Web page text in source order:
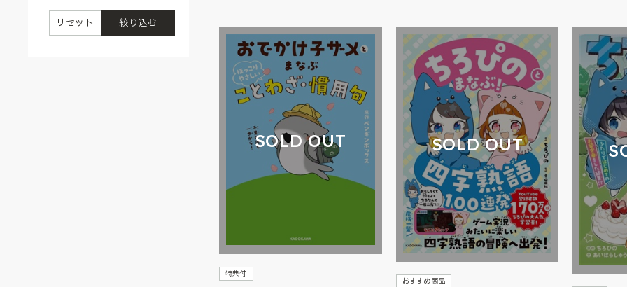
絞り込む
リセット
SOLD OUT
特典付
SOLD OUT
おすすめ商品